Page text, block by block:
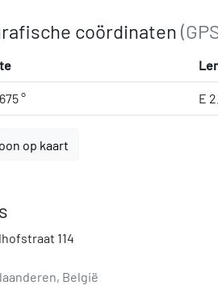
coördinaten
° E
op kaart
114
België